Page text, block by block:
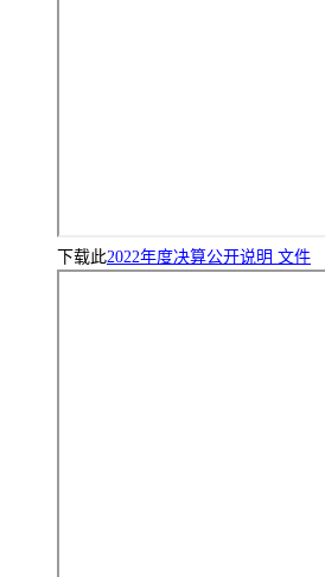
下载此2022年度决算公开说明 文件